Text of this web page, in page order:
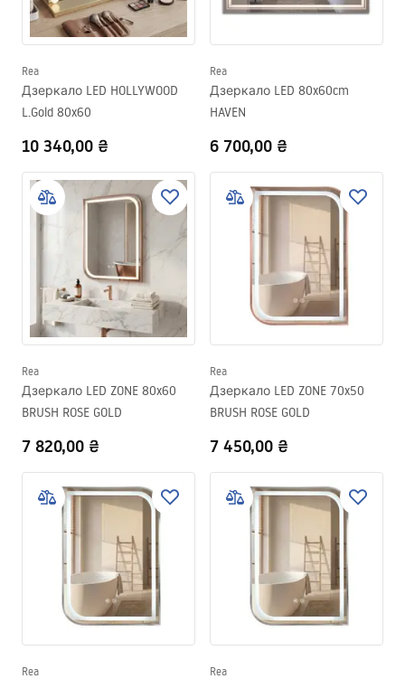
Rea
Дзеркало LED HOLLYWOOD
L.Gold 80x60
10 340,00 ₴
Rea
Дзеркало LED 80x60cm
HAVEN
6 700,00 ₴
Rea
Дзеркало LED ZONE 80x60
BRUSH ROSE GOLD
7 820,00 ₴
Rea
Дзеркало LED ZONE 70x50
BRUSH ROSE GOLD
7 450,00 ₴
Rea Rea